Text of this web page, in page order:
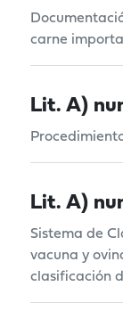
carne
Lit. A)
Lit. A)
Sistema de
vacuna y
clasificación